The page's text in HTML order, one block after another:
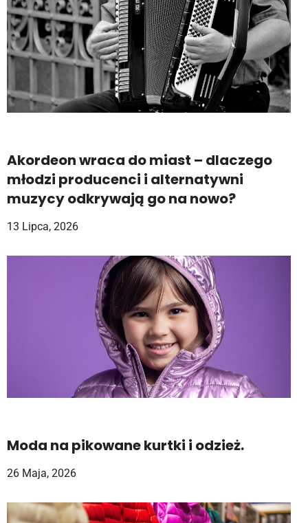
Akordeon wraca do miast – dlaczego
młodzi producenci i alternatywni
muzycy odkrywają go na nowo?
13 Lipca, 2026
Moda na pikowane kurtki i odzież.
26 Maja, 2026